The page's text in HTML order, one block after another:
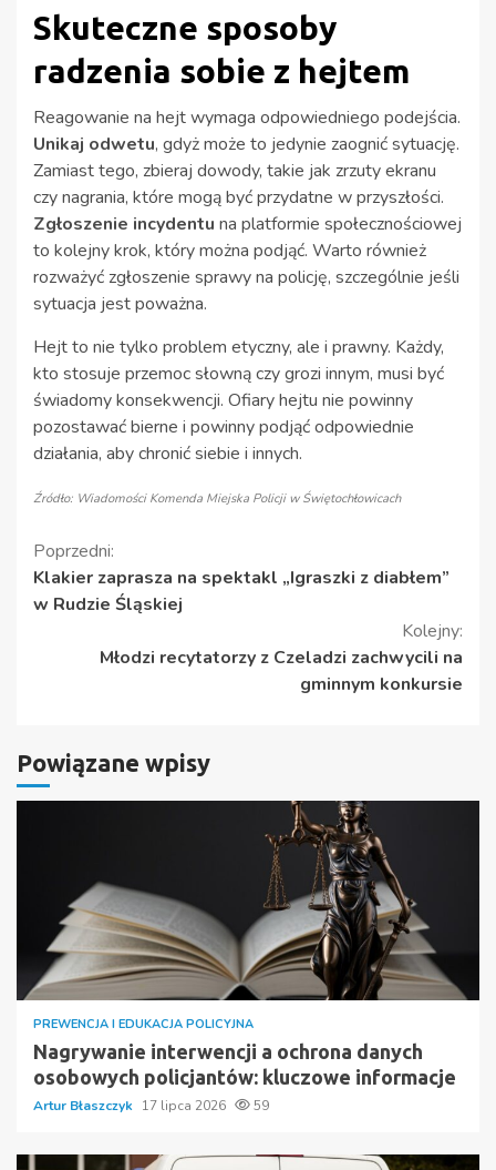
Skuteczne sposoby
radzenia sobie z hejtem
Reagowanie na hejt wymaga odpowiedniego podejścia.
Unikaj odwetu, gdyż może to jedynie zaognić sytuację.
Zamiast tego, zbieraj dowody, takie jak zrzuty ekranu
czy nagrania, które mogą być przydatne w przyszłości.
Zgłoszenie incydentu na platformie społecznościowej
to kolejny krok, który można podjąć. Warto również
rozważyć zgłoszenie sprawy na policję, szczególnie jeśli
sytuacja jest poważna.
Hejt to nie tylko problem etyczny, ale i prawny. Każdy,
kto stosuje przemoc słowną czy grozi innym, musi być
świadomy konsekwencji. Ofiary hejtu nie powinny
pozostawać bierne i powinny podjąć odpowiednie
działania, aby chronić siebie i innych.
Źródło: Wiadomości Komenda Miejska Policji w Świętochłowicach
Kontynuuj
czytanie
Poprzedni:
Klakier zaprasza na spektakl „Igraszki z diabłem”
w Rudzie Śląskiej
Kolejny:
Młodzi recytatorzy z Czeladzi zachwycili na
gminnym konkursie
Powiązane wpisy
PREWENCJA I EDUKACJA POLICYJNA
Nagrywanie interwencji a ochrona danych
osobowych policjantów: kluczowe informacje
Artur Błaszczyk 17 lipca 2026 59